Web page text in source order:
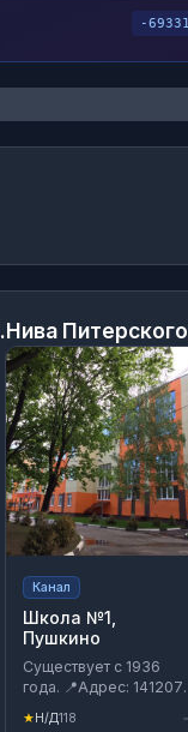
-
Канал
Школа №1,
Пушкино
Существует с 1936
года. 📍Адрес: 141207,
Российская
Федерация,
★Н/Д118